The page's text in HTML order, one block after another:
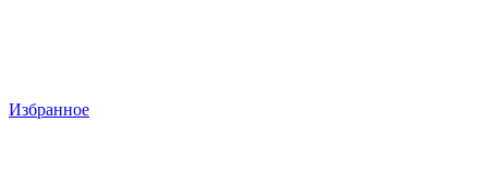
Избранное